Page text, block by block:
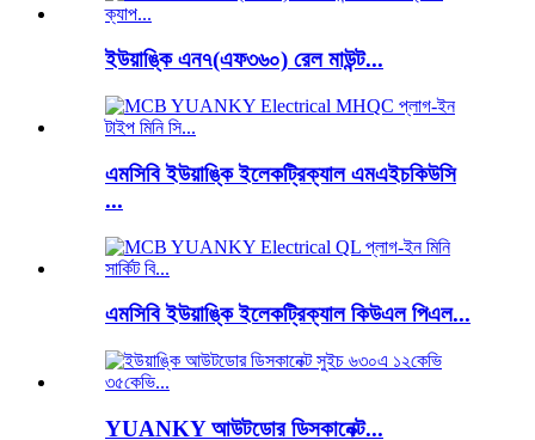
ইউয়াঙ্কি এন৭(এফ৩৬০) রেল মাউন্ট...
এমসিবি ইউয়াঙ্কি ইলেকট্রিক্যাল এমএইচকিউসি
...
এমসিবি ইউয়াঙ্কি ইলেকট্রিক্যাল কিউএল পিএল...
YUANKY আউটডোর ডিসকানেক্ট...